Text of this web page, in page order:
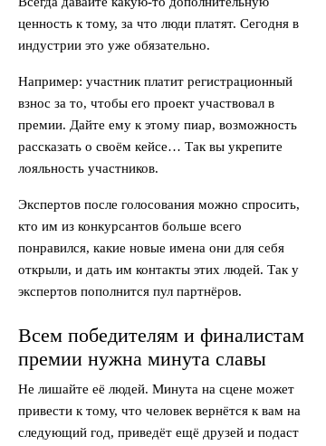
ценность к тому, за что люди платят. Сегодня в
индустрии это уже обязательно.
Например: участник платит регистрационный
взнос за то, чтобы его проект участвовал в
премии. Дайте ему к этому пиар, возможность
рассказать о своём кейсе… Так вы укрепите
лояльность участников.
Экспертов после голосования можно спросить,
кто им из конкурсантов больше всего
понравился, какие новые имена они для себя
открыли, и дать им контакты этих людей. Так у
экспертов пополнится пул партнёров.
Всем победителям и финалистам
премии нужна минута славы
Не лишайте её людей. Минута на сцене может
привести к тому, что человек вернётся к вам на
следующий год, приведёт ещё друзей и подаст